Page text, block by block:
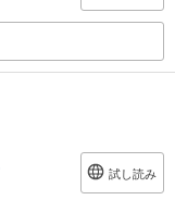
試し読み